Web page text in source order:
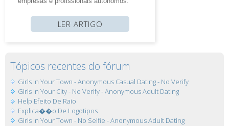
LER ARTIGO
Tópicos recentes do fórum
Girls In Your Town - Anonymous Casual Dating - No Verify
Girls In Your City - No Verify - Anonymous Adult Dating
Help Efeito De Raio
Explica��o De Logotipos
Girls In Your Town - No Selfie - Anonymous Adult Dating